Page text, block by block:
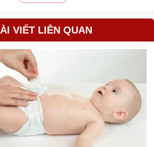
Nếu ngâm trong nước sôi, bình sữa ngâm từ
nước rửa chuyên dụng hoặc máy rửa
dụng chất khử trùng có chứa cồn.
thoát hoặc lỗ núm ty bị tắc, không thoát khí.
cây thông núm ty để giải quyết vấn đề này
làm rách núm ty.
VIẾT LIÊN QUAN